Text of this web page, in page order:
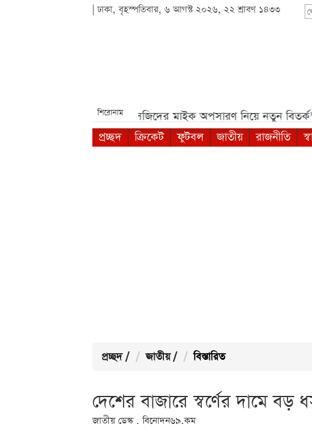
| ঢাকা, বৃহস্পতিবার, ৬ আগস্ট ২০২৬, ২২ শ্রাবণ ১৪৩৩
শিরোনাম
পশ্চিমবঙ্গে মসজিদের মাইক অপসারণ নিয়ে নতুন বিতর্ক***
প্রচ্ছদ
ক্রিকেট ফুটবল জাতীয় রাজনীতি
প্রচ্ছদ / জাতীয় / বিস্তারিত
দেশের বাজারে স্বর্ণের দামে বড়
জাতীয় ডেস্ক . বিনোদন৬৯.কম